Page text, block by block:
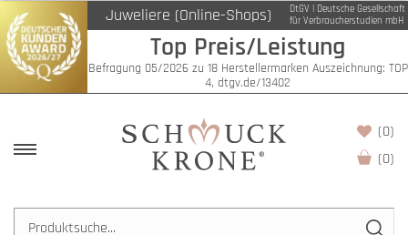
Juweliere (Online-Shops)
DtGV | Deutsche Gesellschaft
für Verbraucherstudien mbH
Top Preis/Leistung
Befragung 05/2026 zu 18 Herstellermarken Auszeichnung: TOP
4, dtgv.de/13402
(0)
(0)